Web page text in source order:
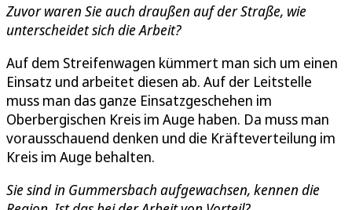
Zuvor waren Sie auch draußen auf der Straße, wie
unterscheidet sich die Arbeit?
Auf dem Streifenwagen kümmert man sich um einen
Einsatz und arbeitet diesen ab. Auf der Leitstelle
muss man das ganze Einsatzgeschehen im
Oberbergischen Kreis im Auge haben. Da muss man
vorausschauend denken und die Kräfteverteilung im
Kreis im Auge behalten.
Sie sind in Gummersbach aufgewachsen, kennen die